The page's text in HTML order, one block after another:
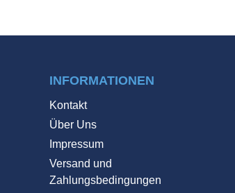
INFORMATIONEN
Kontakt
Über Uns
Impressum
Versand und
Zahlungsbedingungen